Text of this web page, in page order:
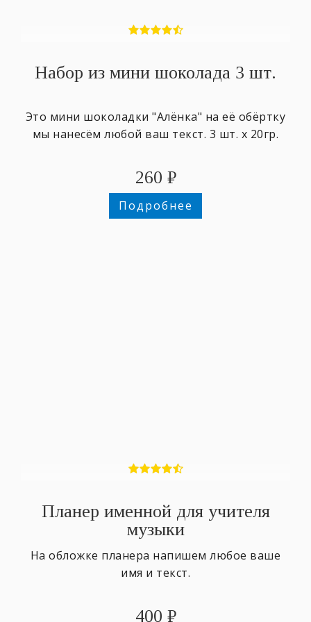
Набор из мини шоколада 3 шт.
Это мини шоколадки "Алёнка" на её обёртку
мы нанесём любой ваш текст. 3 шт. х 20гр.
260 ₽
Подробнее
Планер именной для учителя
музыки
На обложке планера напишем любое ваше
имя и текст.
400 ₽